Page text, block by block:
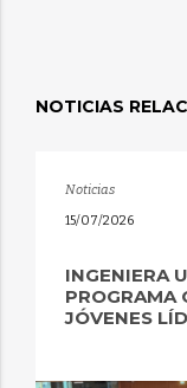
NOTICIAS
Noticias
15/07/2026
INGENIERA
PROGRAMA
JÓVENES